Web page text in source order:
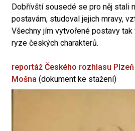
Dobřívští sousedé se pro něj stali
postavám, studoval jejich mravy,
Všechny jím vytvořené postavy
ryze českých charakterů.
reportáž Českého rozhlasu Plzeň
Mošna (dokument ke stažení)